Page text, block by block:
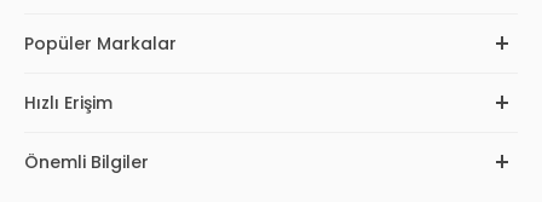
Popüler Markalar
Hızlı Erişim
Önemli Bilgiler